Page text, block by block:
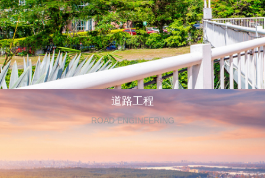
道路工程
ROAD ENGINEERING